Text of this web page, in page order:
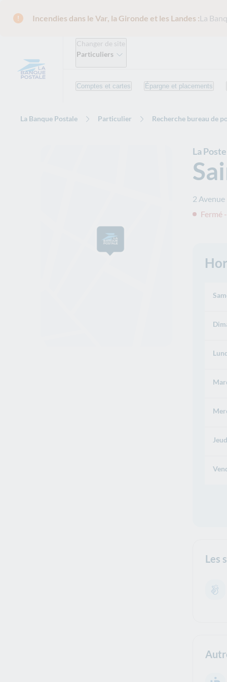
Incendies dans le Var, la Gironde et les Landes :La
Changer de site
Particuliers
Comptes et cartes Épargne et placements
La Banque Postale Particulier Recherche bureau de
La Poste
2
Fermé
Les